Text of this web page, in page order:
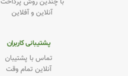
با چندین روش پرداخت
آنلاین و آفلاین
پشتیبانی کاربران
تماس با پشتیبان
آنلاین تمام وقت